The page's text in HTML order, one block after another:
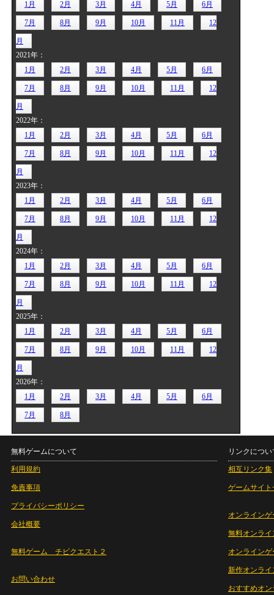
1月
2月 3月 4月 5月 6月
7月 8月 9月 10月 11月 12
月
2021年：
1月
2月 3月 4月 5月 6月
7月 8月 9月 10月 11月 12
月
2022年：
1月
2月 3月 4月 5月 6月
7月 8月 9月 10月 11月 12
月
2023年：
1月
2月 3月 4月 5月 6月
7月 8月 9月 10月 11月 12
月
2024年：
1月
2月 3月 4月 5月 6月
7月 8月 9月 10月 11月 12
月
2025年：
1月
2月 3月 4月 5月 6月
7月 8月 9月 10月 11月 12
月
2026年：
1月
2月 3月 4月 5月 6月
7月 8月
無料ゲームについて
利用規約
免責事項
プライバシーポリシー
会社概要
無料ゲーム チビクエスト２
お問い合わせ
リンクについ
相互リンク集
ゲームサイト
オンラインゲ
無料オンライ
オンライン
新作オンライ
おすすめオ